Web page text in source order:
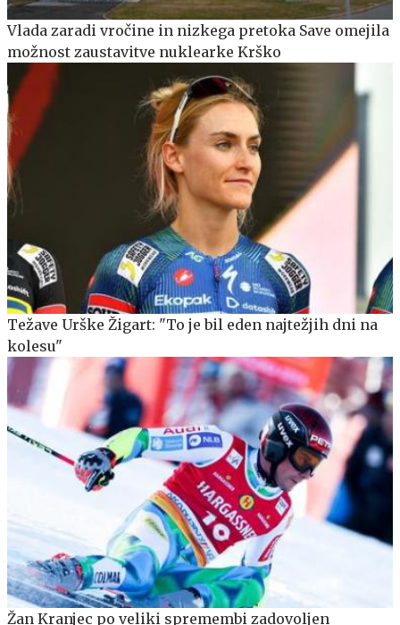
Vlada zaradi vročine in nizkega pretoka Save omejila
možnost zaustavitve nuklearke Krško
Težave Urške Žigart: "To je bil eden najtežjih dni na
kolesu"
Žan Kranjec po veliki spremembi zadovoljen